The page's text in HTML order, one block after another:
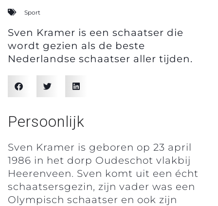
Sven Kramer is een schaatser die
wordt gezien als de beste
Nederlandse schaatser aller tijden.
Sport
Persoonlijk
Sven Kramer is geboren op 23 april
1986 in het dorp Oudeschot vlakbij
Heerenveen. Sven komt uit een écht
schaatsersgezin, zijn vader was een
Olympisch schaatser en ook zijn